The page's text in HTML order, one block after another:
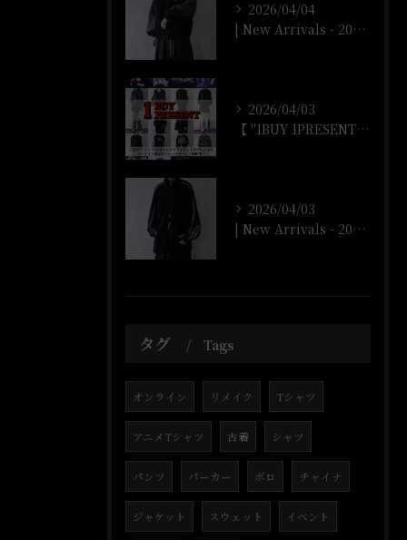
2026/04/04
| New Arrivals - 2026/4/4 |
2026/04/03
【 "1BUY 1PRESENT" オンラインストア開催‼️...
2026/04/03
| New Arrivals - 2026/4/3 |
タグ Tags
オンライン リメイク Tシャツ
アニメTシャツ 古着 シャツ
パンツ パーカー ボロ チャイナ
ジャケット スウェット イベント